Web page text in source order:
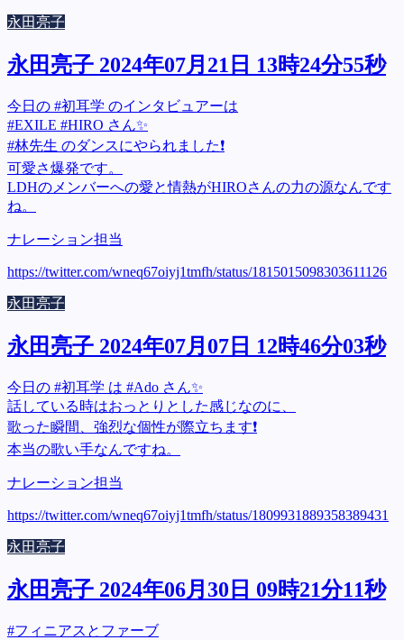
永田亮子
永田亮子 2024年07月21日 13時24分55秒
今日の #初耳学 のインタビュアーは
#EXILE #HIRO さん✨
#林先生 のダンスにやられました❗
可愛さ爆発です。
LDHのメンバーへの愛と情熱がHIROさんの力の源なんです
ね。
ナレーション担当
https://twitter.com/wneq67oiyj1tmfh/status/1815015098303611126
永田亮子
永田亮子 2024年07月07日 12時46分03秒
今日の #初耳学 は #Ado さん✨
話している時はおっとりとした感じなのに、
歌った瞬間、強烈な個性が際立ちます❗
本当の歌い手なんですね。
ナレーション担当
https://twitter.com/wneq67oiyj1tmfh/status/1809931889358389431
永田亮子
永田亮子 2024年06月30日 09時21分11秒
#フィニアスとファーブ